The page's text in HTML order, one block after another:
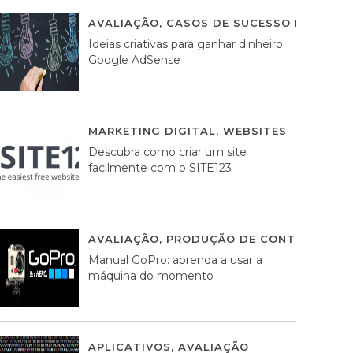
AVALIAÇÃO, CASOS DE SUCESSO DE
Ideias criativas para ganhar dinheiro:
Google AdSense
MARKETING DIGITAL, WEBSITES
Descubra como criar um site
facilmente com o SITE123
AVALIAÇÃO, PRODUÇÃO DE CONTEÚDOS
Manual GoPro: aprenda a usar a
máquina do momento
APLICATIVOS, AVALIAÇÃO